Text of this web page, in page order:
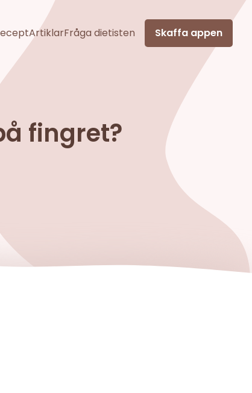
ArtiklarFråga dietisten Skaffa appen
fingret?